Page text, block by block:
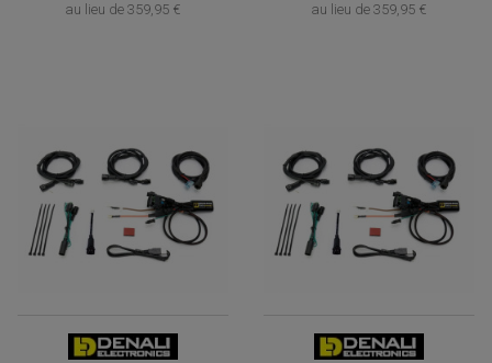
au lieu de 359,95 € au lieu de 359,95 €